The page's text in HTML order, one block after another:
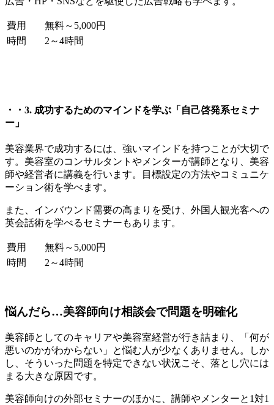
費用
無料～5,000円
時間
2～4時間
・・3. 成功するためのマインドを学ぶ「自己啓発系セミナ
ー」
美容業界で成功するには、強いマインドを持つことが大切で
す。美容室のコンサルタントやメンターが講師となり、美容
師や経営者に講義を行います。目標設定の方法やコミュニケ
ーション術を学べます。
また、インバウンド需要の高まりを受け、外国人観光客への
英会話術を学べるセミナーもあります。
費用
無料～5,000円
時間
2～4時間
悩んだら…美容師向け相談会で問題を明確化
美容師としてのキャリアや美容室経営が行き詰まり、「何が
悪いのかがわからない」と悩む人が少なくありません。しか
し、そういった問題を特定できない状況こそ、落とし穴には
まる大きな原因です。
美容師向けの外部セミナーのほかに、講師やメンターと1対1